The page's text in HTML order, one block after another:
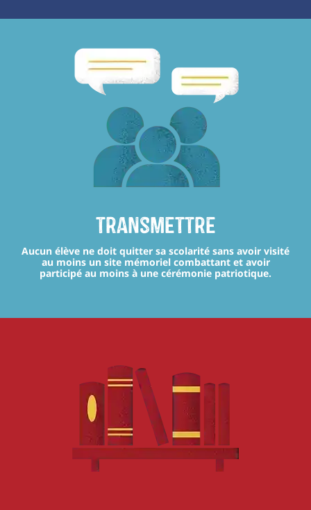
transmettre
Aucun élève ne doit quitter sa scolarité sans avoir visité
au moins un site mémoriel combattant et avoir
participé au moins à une cérémonie patriotique.